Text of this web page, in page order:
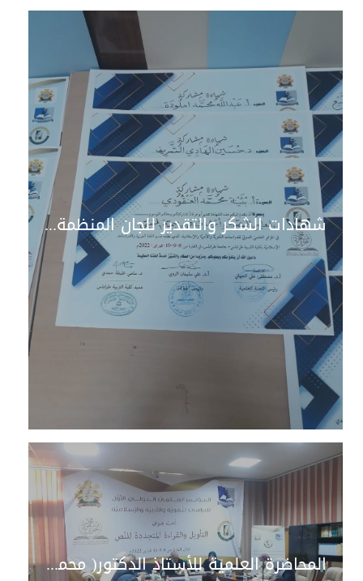
شهادات الشكر والتقدير للجان المنظمة للمؤتمر والمشاركين بأوراقهم البحثية والجهات الداعمة والراعية التي أسهمت في إنجاح المؤتمر
المحاضرة العلمية للأستاذ الدكتور( محمد خليفة الأسود )على هامش اختتام فعاليات المؤتمر العلمي الدولي للدراسات اللغوية والأدبية والإسلامية ( التأويل والقراءة المتجددة ) وقد اختير من قبل اللجنة المنظمة للمؤتمر كشخصية المؤتمر نظيرا لمكانته المرموقة